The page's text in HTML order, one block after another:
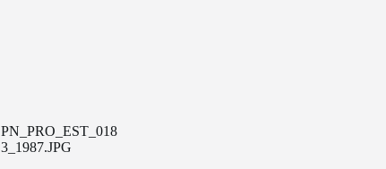
PN_PRO_EST_018
3_1987.JPG